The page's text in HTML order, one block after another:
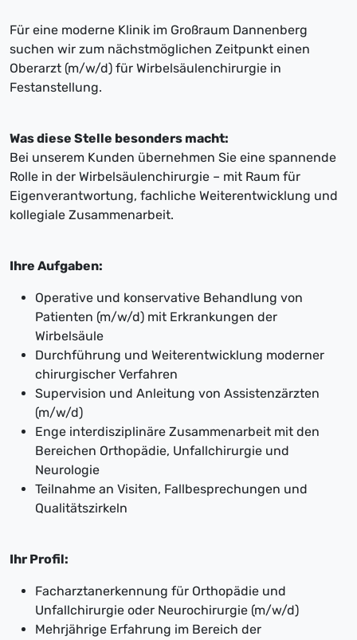
Für eine moderne Klinik im Großraum Dannenberg
suchen wir zum nächstmöglichen Zeitpunkt einen
Oberarzt (m/w/d) für Wirbelsäulenchirurgie in
Festanstellung.
Was diese Stelle besonders macht:
Bei unserem Kunden übernehmen Sie eine spannende
Rolle in der Wirbelsäulenchirurgie – mit Raum für
Eigenverantwortung, fachliche Weiterentwicklung und
kollegiale Zusammenarbeit.
Ihre Aufgaben:
Operative und konservative Behandlung von
Patienten (m/w/d) mit Erkrankungen der
Wirbelsäule
Durchführung und Weiterentwicklung moderner
chirurgischer Verfahren
Supervision und Anleitung von Assistenzärzten
(m/w/d)
Enge interdisziplinäre Zusammenarbeit mit den
Bereichen Orthopädie, Unfallchirurgie und
Neurologie
Teilnahme an Visiten, Fallbesprechungen und
Qualitätszirkeln
Ihr Profil:
Facharztanerkennung für Orthopädie und
Unfallchirurgie oder Neurochirurgie (m/w/d)
Mehrjährige Erfahrung im Bereich der